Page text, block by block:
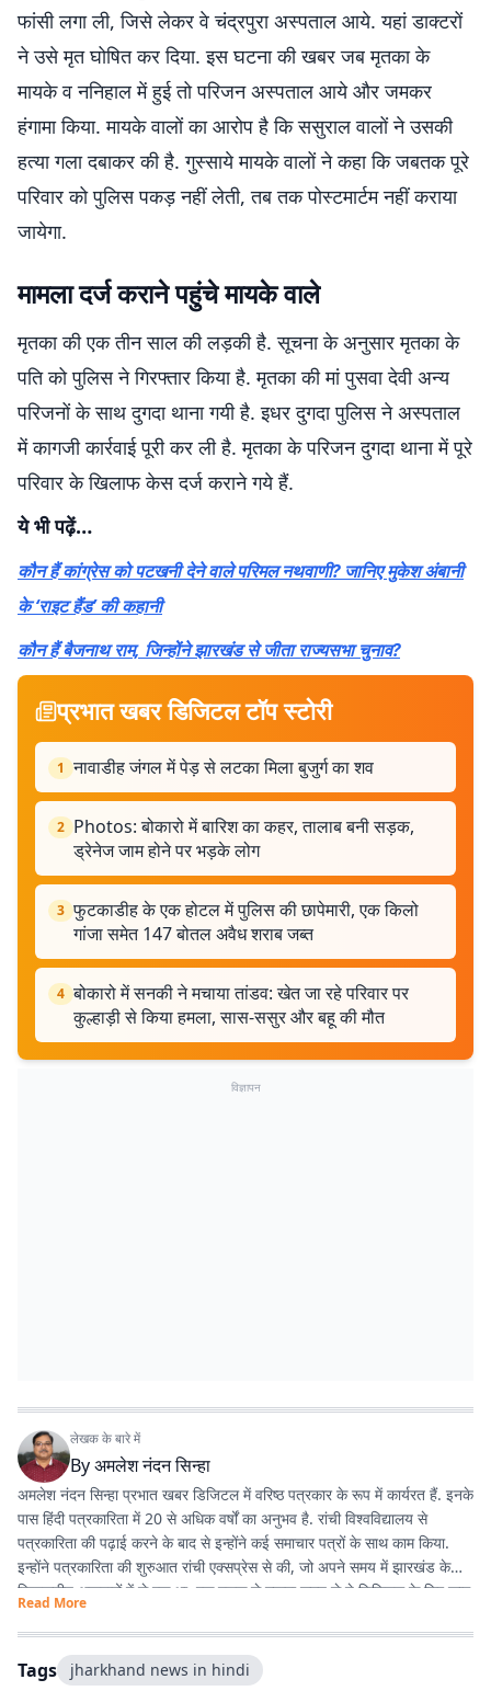
फांसी लगा ली, जिसे लेकर वे चंद्रपुरा अस्पताल आये. यहां डाक्टरों
ने उसे मृत घोषित कर दिया. इस घटना की खबर जब मृतका के
मायके व ननिहाल में हुई तो परिजन अस्पताल आये और जमकर
हंगामा किया. मायके वालों का आरोप है कि ससुराल वालों ने उसकी
हत्या गला दबाकर की है. गुस्साये मायके वालों ने कहा कि जबतक पूरे
परिवार को पुलिस पकड़ नहीं लेती, तब तक पोस्टमार्टम नहीं कराया
जायेगा.
मामला दर्ज कराने पहुंचे मायके वाले
मृतका की एक तीन साल की लड़की है. सूचना के अनुसार मृतका के
पति को पुलिस ने गिरफ्तार किया है. मृतका की मां पुसवा देवी अन्य
परिजनों के साथ दुगदा थाना गयी है. इधर दुगदा पुलिस ने अस्पताल
में कागजी कार्रवाई पूरी कर ली है. मृतका के परिजन दुगदा थाना में पूरे
परिवार के खिलाफ केस दर्ज कराने गये हैं.
ये भी पढ़ें…
कौन हैं कांग्रेस को पटखनी देने वाले परिमल नथवाणी? जानिए मुकेश अंबानी
के ‘राइट हैंड’ की कहानी
कौन हैं बैजनाथ राम, जिन्होंने झारखंड से जीता राज्यसभा चुनाव?
प्रभात खबर डिजिटल टॉप स्टोरी
1 नावाडीह जंगल में पेड़ से लटका मिला बुजुर्ग का शव
2 Photos: बोकारो में बारिश का कहर, तालाब बनी सड़क,
ड्रेनेज जाम होने पर भड़के लोग
3 फुटकाडीह के एक होटल में पुलिस की छापेमारी, एक किलो
गांजा समेत 147 बोतल अवैध शराब जब्त
4 बोकारो में सनकी ने मचाया तांडव: खेत जा रहे परिवार पर
कुल्हाड़ी से किया हमला, सास-ससुर और बहू की मौत
विज्ञापन
लेखक के बारे में
Byअमलेश नंदन सिन्हा
अमलेश नंदन सिन्हा प्रभात खबर डिजिटल में वरिष्ठ पत्रकार के रूप में कार्यरत हैं. इनके
पास हिंदी पत्रकारिता में 20 से अधिक वर्षों का अनुभव है. रांची विश्वविद्यालय से
पत्रकारिता की पढ़ाई करने के बाद से इन्होंने कई समाचार पत्रों के साथ काम किया.
इन्होंने पत्रकारिता की शुरुआत रांची एक्सप्रेस से की, जो अपने समय में झारखंड के
विश्वसनीय अखबारों में से एक था. एक दशक से ज्यादा समय से ये डिजिटल के लिए काम
कर रहे हैं. झारखंड की खबरों के अलावा, समसामयिक विषयों के बारे में भी लिखने में रुचि
रखते हैं. विज्ञान और आधुनिक चिकित्सा के बारे में देखना, पढ़ना और नई जानकारियां
प्राप्त करना इन्हें पसंद है.
Read More
Tags jharkhand news in hindi